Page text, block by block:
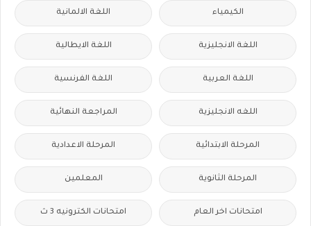
الكيمياء اللغة الالمانية
اللغة الانجليزية اللغة الايطالية
اللغة العربية اللغة الفرنسية
اللغه الانجليزية المراجعة النهائية
المرحلة الابتدائية المرحلة الاعدادية
المرحلة الثانوية المعلمين
امتحانات اخر العام امتحانات الكترونيه 3 ث